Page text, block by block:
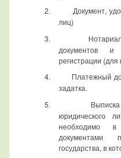
2.
Документ,
лиц)
3.
документов и
регистрации
4.
Платежный
задатка.
5.
юридического
необходимо в
документами
государства, в